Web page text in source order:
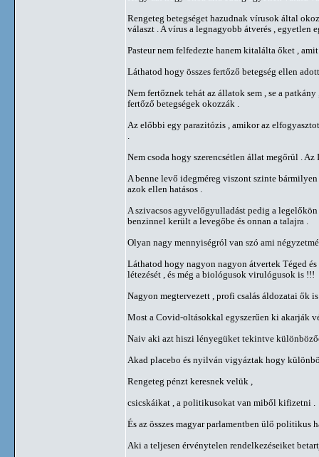
Rengeteg betegséget hazudnak vírusok által
választ . A vírus a legnagyobb átverés , egyetlen
Pasteur nem felfedezte hanem kitalálta őket ,
Láthatod hogy összes fertőző betegség ellen
Nem fertőznek tehát az állatok sem , se a
fertőző betegségek okozzák .
Az előbbi egy parazitózis , amikor az
Nem csoda hogy szerencsétlen állat megőrül .
A benne levő idegméreg viszont szinte
azok ellen hatásos .
A szivacsos agyvelőgyulladást pedig a
benzinnel került a levegőbe és onnan a talajra .
Olyan nagy mennyiségról van szó ami
Láthatod hogy nagyon nagyon átvertek Téged
létezését , és még a biológusok virulógusok is !!!
Nagyon megtervezett , profi csalás áldozatai ők
Most a Covid-oltásokkal egyszerűen ki akarják
Naiv aki azt hiszi lényegüket tekintve
Akad placebo és nyilván vigyáztak hogy
Rengeteg pénzt keresnek velük ,
csicskáikat , a politikusokat van miből kifizetni .
És az összes magyar parlamentben ülő politikus
Aki a teljesen érvénytelen rendelkezéseiket